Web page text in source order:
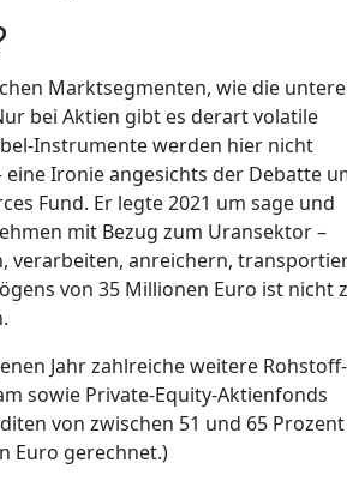
Marktsegmenten, wie die untere
bei Aktien gibt es derart volatile
Instrumente werden hier nicht
Ironie angesichts der Debatte
Fund. Er legte 2021 um sage und
mit Bezug zum Uransektor –
verarbeiten, anreichern,
von 35 Millionen Euro ist nicht
Jahr zahlreiche weitere Rohstoff-
sowie Private-Equity-Aktienfonds
von zwischen 51 und 65 Prozent
Euro gerechnet.)